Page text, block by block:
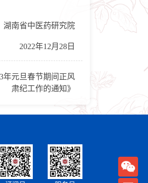
省中医药研究院
2022年12月28日
年元旦春节期间正风
肃纪工作的通知》